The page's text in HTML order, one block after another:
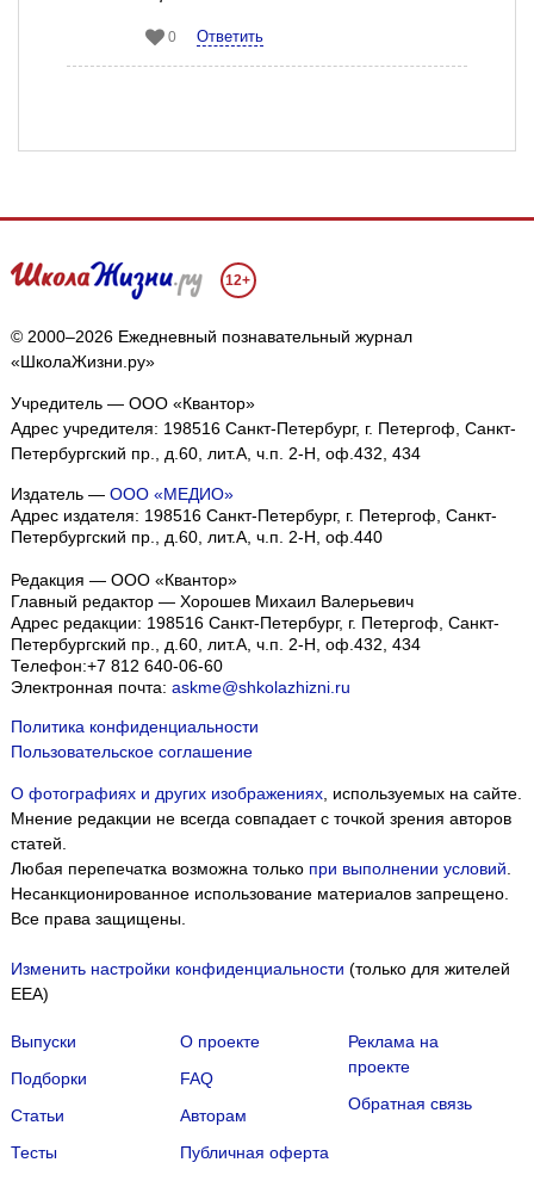
0 Ответить
12+
© 2000–2026 Ежедневный познавательный журнал
«ШколаЖизни.ру»
Учредитель — ООО «Квантор»
Адрес учредителя: 198516 Санкт-Петербург, г. Петергоф, Санкт-
Петербургский пр., д.60, лит.А, ч.п. 2-Н, оф.432, 434
Издатель — ООО «МЕДИО»
Адрес издателя: 198516 Санкт-Петербург, г. Петергоф, Санкт-
Петербургский пр., д.60, лит.А, ч.п. 2-Н, оф.440
Редакция — ООО «Квантор»
Главный редактор — Хорошев Михаил Валерьевич
Адрес редакции: 198516 Санкт-Петербург, г. Петергоф, Санкт-
Петербургский пр., д.60, лит.А, ч.п. 2-Н, оф.432, 434
Телефон:+7 812 640-06-60
Электронная почта: askme@shkolazhizni.ru
Политика конфиденциальности
Пользовательское соглашение
О фотографиях и других изображениях, используемых на сайте.
Мнение редакции не всегда совпадает с точкой зрения авторов
статей.
Любая перепечатка возможна только при выполнении условий.
Несанкционированное использование материалов запрещено.
Все права защищены.
Изменить настройки конфиденциальности (только для жителей
EEA)
Выпуски
Подборки
Статьи
Тесты
О проекте
FAQ
Авторам
Публичная оферта
Реклама на
проекте
Обратная связь